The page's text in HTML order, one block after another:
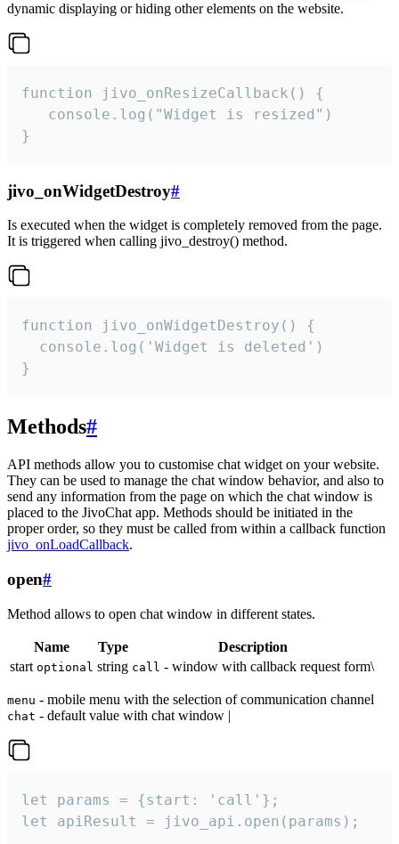
dynamic displaying or hiding other elements on the website.
function jivo_onResizeCallback() {
   console.log("Widget is resized")
}
jivo_onWidgetDestroy#
Is executed when the widget is completely removed from the page.
It is triggered when calling jivo_destroy() method.
function jivo_onWidgetDestroy() {
  console.log('Widget is deleted')
}
Methods#
API methods allow you to customise chat widget on your website.
They can be used to manage the chat window behavior, and also to
send any information from the page on which the chat window is
placed to the JivoChat app. Methods should be initiated in the
proper order, so they must be called from within a callback function
jivo_onLoadCallback.
open#
Method allows to open chat window in different states.
Name Type
Description
start optional string call - window with callback request form\
menu - mobile menu with the selection of communication channel
chat - default value with chat window |
let params = {start: 'call'};
let apiResult = jivo_api.open(params);